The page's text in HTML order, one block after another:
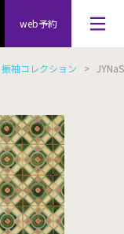
web予約
振袖コレクション > JYNaS